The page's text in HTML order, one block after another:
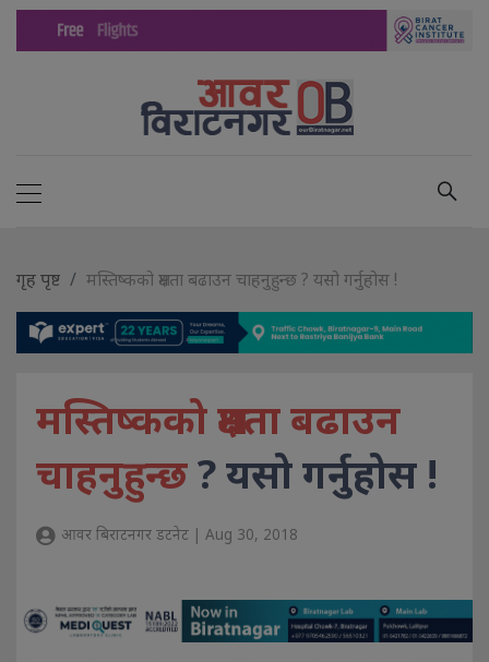
गृह पृष्ट मस्तिष्कको क्षमता बढाउन चाहनुहुन्छ ? यसो गर्नुहोस !
मस्तिष्कको क्षमता बढाउन
चाहनुहुन्छ? यसो गर्नुहोस !
आवर बिराटनगर डटनेट | Aug 30, 2018